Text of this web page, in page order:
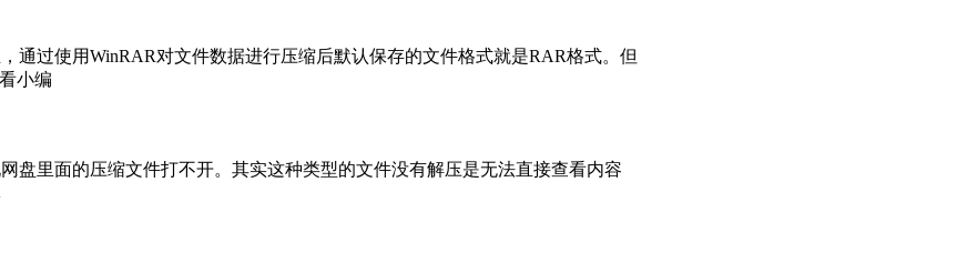
通过使用WinRAR对文件数据进行压缩后默认保存的文件格式就是RAR格式。但
小编
盘里面的压缩文件打不开。其实这种类型的文件没有解压是无法直接查看内容